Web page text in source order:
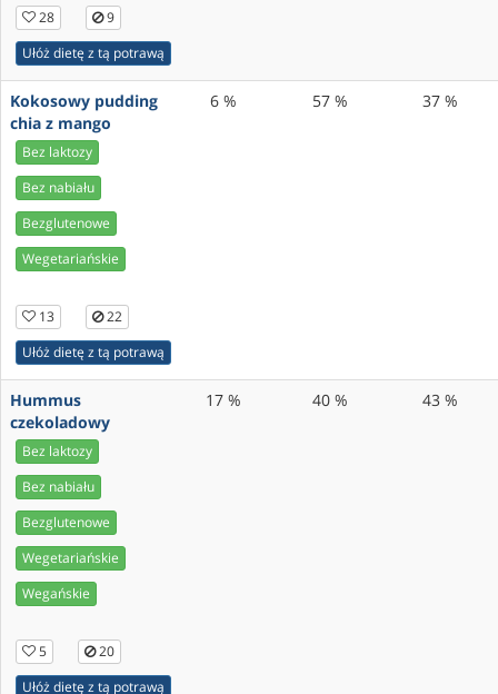
28
9
Ułóż dietę z tą potrawą
Kokosowy pudding
chia z mango
Bez laktozy
Bez nabiału
Bezglutenowe
Wegetariańskie
13
22
Ułóż dietę z tą potrawą
6 % 57 % 37 %
Hummus
czekoladowy
Bez laktozy
Bez nabiału
Bezglutenowe
Wegetariańskie
Wegańskie
5
20
Ułóż dietę z tą potrawą
17 % 40 % 43 %